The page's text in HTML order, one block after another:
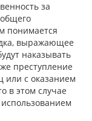
за
понимается
выражающее
наказывать
преступление
или с оказанием
в этом случае